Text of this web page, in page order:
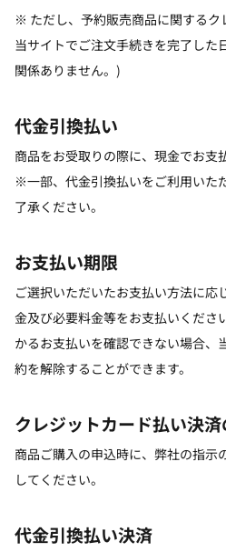
※ ただし、予約販売商品に関する
当サイトでご注文手続きを完了した
関係ありません。)
代金引換払い
商品をお受取りの際に、現金でお支
※一部、代金引換払いをご利用いた
了承ください。
お支払い期限
ご選択いただいたお支払い方法に応
金及び必要料金等をお支払いくださ
かるお支払いを確認できない場合、
約を解除することができます。
クレジットカード払い決
商品ご購入の申込時に、弊社の指示
してください。
代金引換払い決済